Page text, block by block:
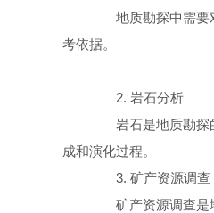
地质勘探中需要对
考依据。
2. 岩石分析
岩石是地质勘探的
成和演化过程。
3. 矿产资源调查
矿产资源调查是地